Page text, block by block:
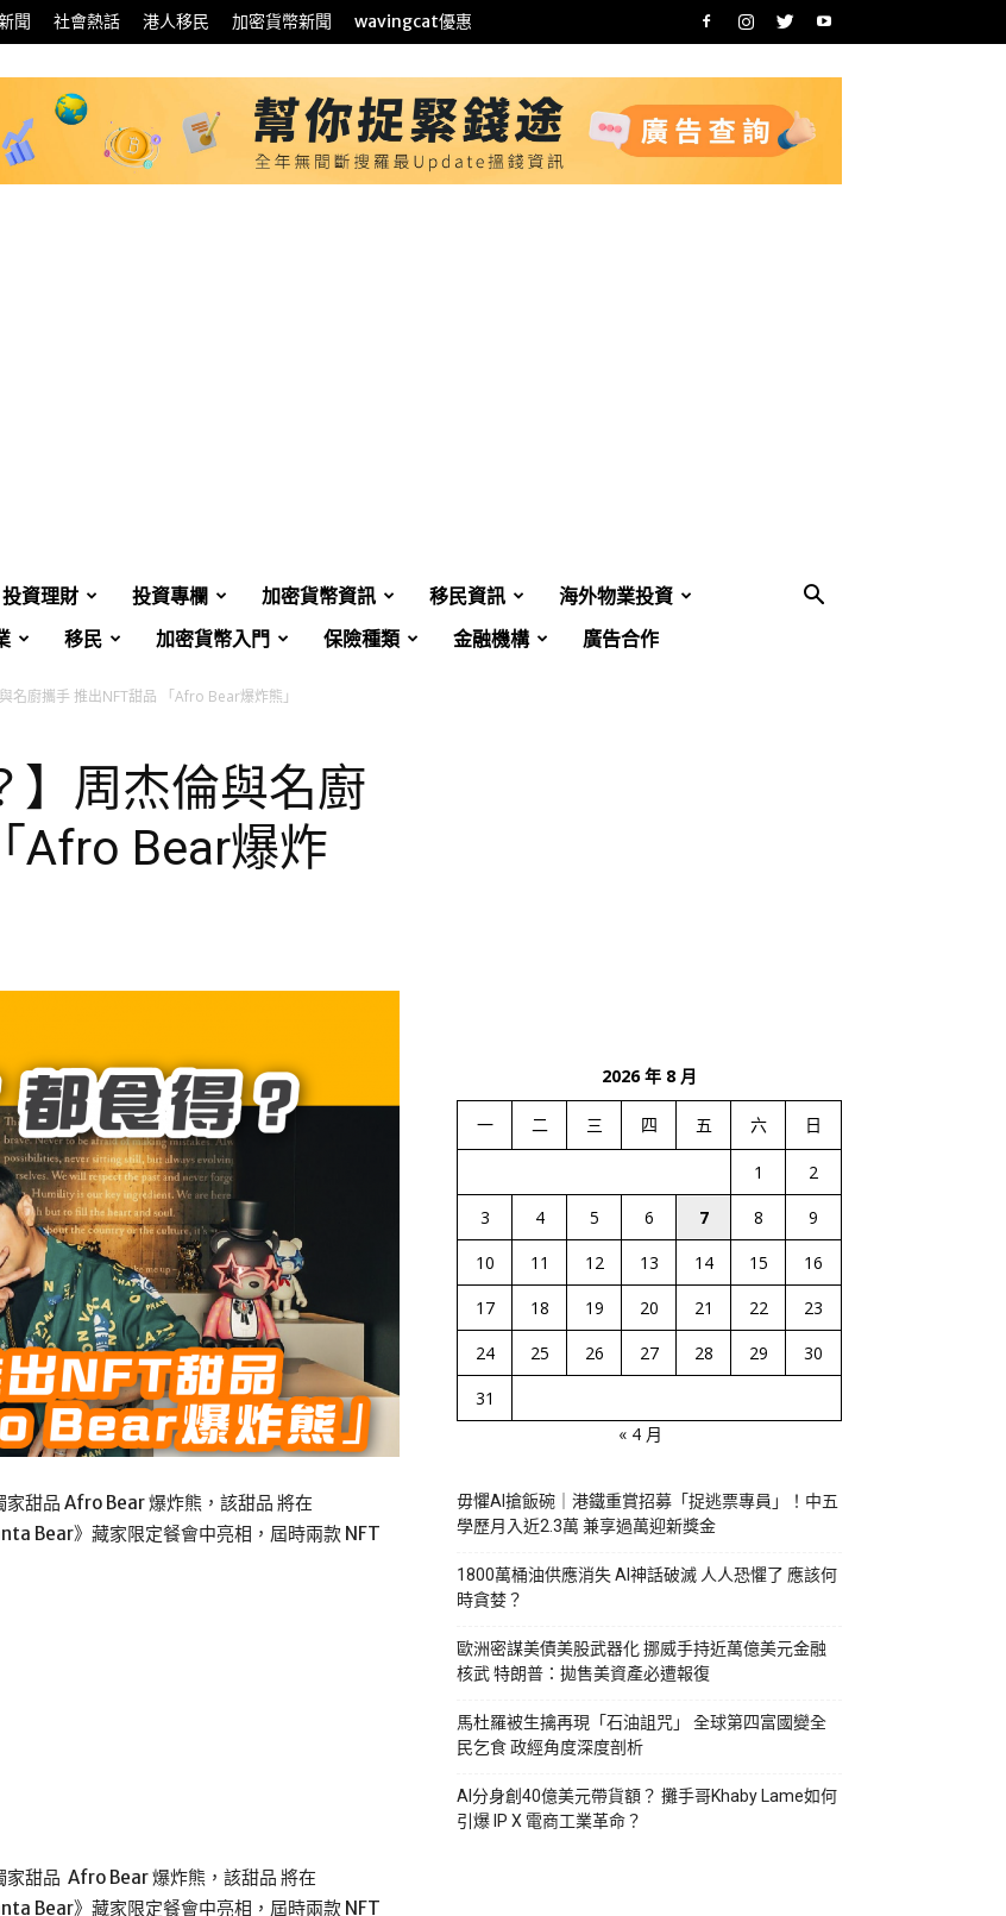
聞 社會熱話 港人移民 加密貨幣新聞 wavingcat優惠
投資理財 投資專欄 加密貨幣資訊 移民資訊
海外物業投資
移民 加密貨幣入門 保險種類 金融機構 廣告合作
名廚攜手 推出NFT甜品 「Afro Bear爆炸熊」
】周杰倫與名廚
Afro Bear爆炸
甜品 Afro Bear 爆炸熊，該甜品 將在
Bear》藏家限定餐會中亮相，屆時兩款 NFT
甜品 Afro Bear 爆炸熊，該甜品 將在
Bear》藏家限定餐會中亮相，屆時兩款 NFT
2026 年 8 月
一 二 三 四 五 六 日
1
2
3
4 5 6 7 8
9
10
11 12 13 14 15
16
17
18 19 20 21 22
23
24
25 26 27 28 29
30
31
« 4 月
毋懼AI搶飯碗｜港鐵重賞招募「捉逃票專員」！中五
學歷月入近2.3萬 兼享過萬迎新獎金
1800萬桶油供應消失 AI神話破滅 人人恐懼了 應該何
時貪婪？
歐洲密謀美債美股武器化 挪威手持近萬億美元金融
核武 特朗普：拋售美資產必遭報復
馬杜羅被生擒再現「石油詛咒」 全球第四富國變全
民乞食 政經角度深度剖析
AI分身創40億美元帶貨額？ 攤手哥Khaby Lame如何
引爆 IP X 電商工業革命？